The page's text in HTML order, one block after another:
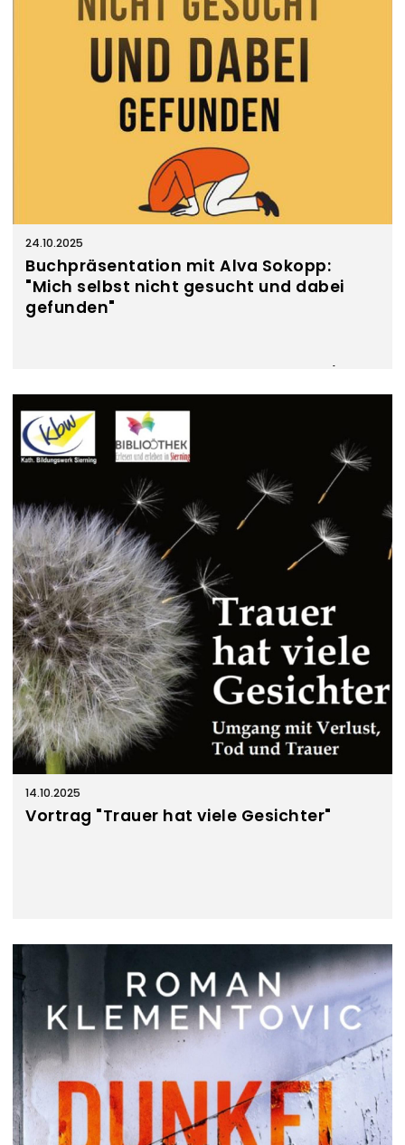
24.10.2025
Buchpräsentation mit Alva Sokopp:
"Mich selbst nicht gesucht und dabei
gefunden"
Binder)
"Mich selbst nicht gesucht und dabei gefunden"
14.10.2025
Vortrag "Trauer hat viele Gesichter"